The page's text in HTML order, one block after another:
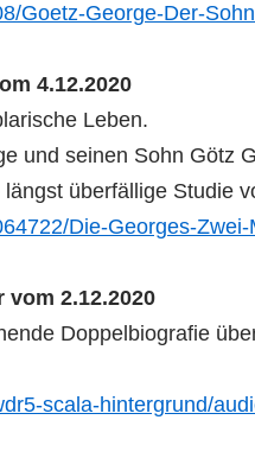
Goetz-George-Der-
4.12.2020
Leben.
und seinen Sohn Götz
überfällige Studie
Die-Georges-
vom 2.12.2020
Doppelbiografie
scala-hintergrund/